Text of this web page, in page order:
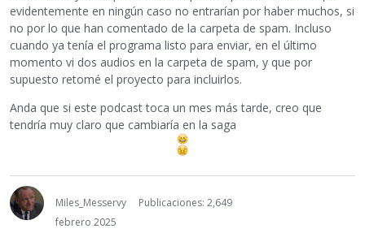
evidentemente en ningún caso no entrarían por haber muchos, si
no por lo que han comentado de la carpeta de spam. Incluso
cuando ya tenía el programa listo para enviar, en el último
momento vi dos audios en la carpeta de spam, y que por
supuesto retomé el proyecto para incluirlos.
Anda que si este podcast toca un mes más tarde, creo que
tendría muy claro que cambiaría en la saga
Miles_Messervy
Publicaciones: 2,649
febrero 2025